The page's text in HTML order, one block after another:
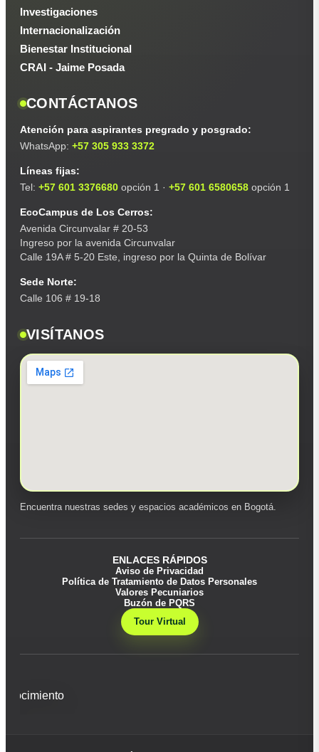
Investigaciones
Internacionalización
Bienestar Institucional
CRAI - Jaime Posada
CONTÁCTANOS
Atención para aspirantes pregrado y posgrado:
WhatsApp: +57 305 933 3372
Líneas fijas:
Tel: +57 601 3376680 opción 1 · +57 601 6580658 opción 1
EcoCampus de Los Cerros:
Avenida Circunvalar # 20-53
Ingreso por la avenida Circunvalar
Calle 19A # 5-20 Este, ingreso por la Quinta de Bolívar
Sede Norte:
Calle 106 # 19-18
VISÍTANOS
Encuentra nuestras sedes y espacios académicos en Bogotá.
ENLACES RÁPIDOS
Aviso de Privacidad
Política de Tratamiento de Datos Personales
Valores Pecuniarios
Buzón de PQRS
Tour Virtual